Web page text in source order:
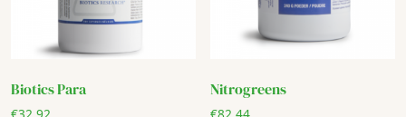
Biotics Para
€32,92
Nitrogreens
€82,44